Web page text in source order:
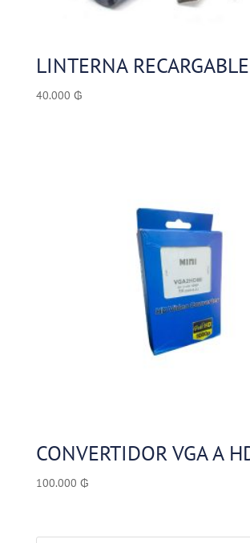
LINTERNA RECARGABLE
40.000 ₲
CONVERTIDOR VGA A
100.000 ₲